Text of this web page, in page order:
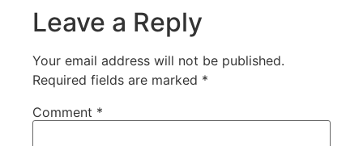
Leave a Reply
Your email address will not be published.
Required fields are marked *
Comment *